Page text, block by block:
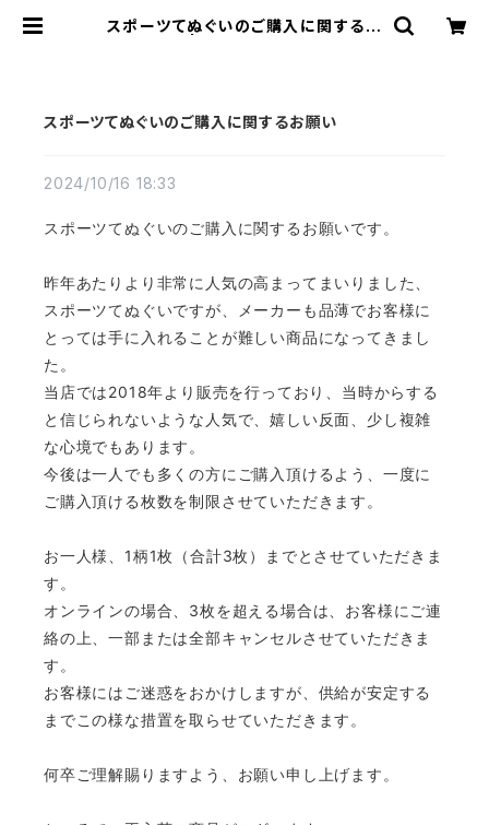
スポーツてぬぐいのご購入に関するお
スポーツてぬぐいのご購入に関するお願い
2024/10/16 18:33
スポーツてぬぐいのご購入に関するお願いです。
昨年あたりより非常に人気の高まってまいりました、
スポーツてぬぐいですが、メーカーも品薄でお客様に
とっては手に入れることが難しい商品になってきまし
た。
当店では2018年より販売を行っており、当時からする
と信じられないような人気で、嬉しい反面、少し複雑
な心境でもあります。
今後は一人でも多くの方にご購入頂けるよう、一度に
ご購入頂ける枚数を制限させていただきます。
お一人様、1柄1枚（合計3枚）までとさせていただきま
す。
オンラインの場合、3枚を超える場合は、お客様にご連
絡の上、一部または全部キャンセルさせていただきま
す。
お客様にはご迷惑をおかけしますが、供給が安定する
までこの様な措置を取らせていただきます。
何卒ご理解賜りますよう、お願い申し上げます。